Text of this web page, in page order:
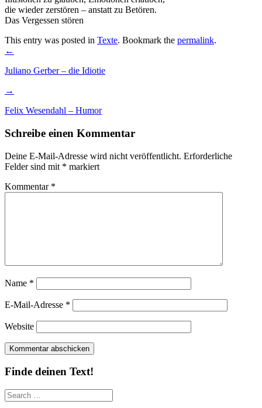
die wieder zerstören – anstatt zu Betören.
Das Vergessen stören
This entry was posted in Texte. Bookmark the permalink.
Post
←
Juliano Gerber – die Idiotie
→
Felix Wesendahl – Humor
Schreibe einen Kommentar
Deine E-Mail-Adresse wird nicht veröffentlicht. Erforderliche
Felder sind mit * markiert
Kommentar *
Name *
E-Mail-Adresse *
Website
Finde deinen Text!
Search
for: